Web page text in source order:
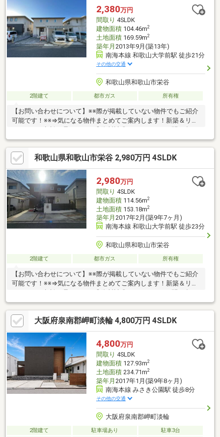
方、各借入限度額を知りたい方資金・支払い計画を立てたい方、
住み替えをお考えの方無料相談受付中です♪お気軽にお電話くださ
い！
2,380万円
間取り 4SLDK
建物面積104.46m2
土地面積169.59m2
築年月 2013年9月(築13年)
南海本線 和歌山大学前駅 徒歩21分
その他の交通
和歌山県和歌山市栄谷
2階建て 都市ガス 所有権
【お問い合わせについて】※※際が掲載していない物件でもご紹介
可能です！※※⇒気になる物件まとめてご案内します！新築＆リフ
ォームのご相談も承ります！◎資料請求、メールでのお問い合わ
せは24時間受付中♪◎18時以降のご見学ご相談・オンライン対
応・女性スタッフ対応も可能♪詳細資料のご請求・物件見学のご依
頼はお気軽に「お電話」または「資料請求ボタン」からお問い合
わせください！【住宅ローン相談会開催中】初めてでご不安な
方、各借入限度額を知りたい方資金・支払い計画を立てたい方、
住み替えをお考えの方無料相談受付中です♪お気軽にお電話くださ
い！
和歌山県和歌山市栄谷 2,980万円 4SLDK
2,980万円
間取り 4SLDK
建物面積114.56m2
土地面積153.18m2
築年月 2017年2月(築9年7ヶ月)
南海本線 和歌山大学前駅 徒歩23分
和歌山県和歌山市栄谷
2階建て 都市ガス 所有権
【お問い合わせについて】※※際が掲載していない物件でもご紹介
可能です！※※⇒気になる物件まとめてご案内します！新築＆リフ
せは24時間受付中♪◎18時以降のご見学ご相談・オンライン対
応・女性スタッフ対応も可能♪詳細資料のご請求・物件見学のご依
頼はお気軽に「お電話」または「資料請求ボタン」からお問い合
わせください！【住宅ローン相談会開催中】初めてでご不安な
方、各借入限度額を知りたい方資金・支払い計画を立てたい方、
住み替えをお考えの方無料相談受付中です♪お気軽にお電話くださ
い！
大阪府泉南郡岬町淡輪 4,800万円 4SLDK
4,800万円
間取り 4SLDK
建物面積127.93m2
土地面積234.71m2
築年月 2017年1月(築9年8ヶ月)
南海本線 みさき公園駅 徒歩8分
その他の交通
大阪府泉南郡岬町淡輪
2階建て 駐車場あり
駐車3台